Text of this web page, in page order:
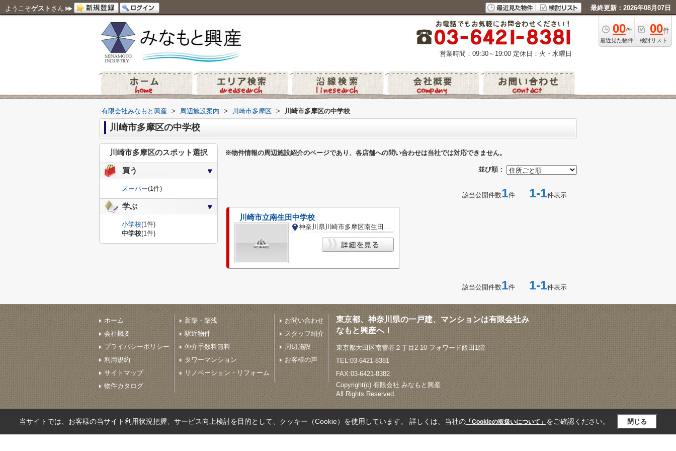
ようこそゲスト さん 最終更新：2026年08月07日
00件
最近見た物件
00件
検討リスト
営業時間：09:30～19:00 定休日：火・水曜日
有限会社みなもと興産 > 周辺施設案内 > 川崎市多摩区 > 川崎市多摩区の中学校
川崎市多摩区の中学校
※物件情報の周辺施設紹介のページであり、各店舗への問い合わせは当社では対応できません。
並び順：
該当公開件数1件 1-1件表示
川崎市立南生田中学校
神奈川県川崎市多摩区南生田３丁目
該当公開件数1件 1-1件表示
川崎市多摩区のスポット選択
買う
スーパー(1件)
学ぶ
小学校(1件)
中学校(1件)
ホーム
会社概要
プライバシーポリシー
利用規約
サイトマップ
物件カタログ
新築・築浅
駅近物件
仲介手数料無料
タワーマンション
リノベーション・リフォーム
お問い合わせ
スタッフ紹介
周辺施設
お客様の声
東京都、神奈川県の一戸建、マンションは有限会社み
なもと興産へ！
東京都大田区南雪谷２丁目2-10 フォワード飯田1階
TEL:03-6421-8381
FAX:03-6421-8382
Copyright(c) 有限会社 みなもと興産
All Rights Reserved.
当サイトでは、お客様の当サイト利用状況把握、サービス向上検討を目的として、クッキー（Cookie）を使用しています。 詳しくは、当社の「Cookieの取扱いについて」 をご確認ください。 閉じる